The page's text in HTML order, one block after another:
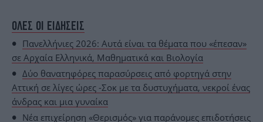
ΟΛΕΣ ΟΙ ΕΙΔΗΣΕΙΣ
Πανελλήνιες 2026: Αυτά είναι τα θέματα που «έπεσαν»
σε Αρχαία Ελληνικά, Μαθηματικά και Βιολογία
Δύο θανατηφόρες παρασύρσεις από φορτηγά στην
Αττική σε λίγες ώρες -Σοκ με τα δυστυχήματα, νεκροί ένας
άνδρας και μια γυναίκα
Νέα επιχείρηση «Θερισμός» για παράνομες επιδοτήσεις